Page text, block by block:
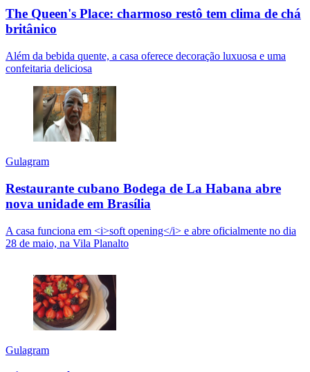
The Queen's Place: charmoso restô tem clima de chá
britânico
Além da bebida quente, a casa oferece decoração luxuosa e uma
confeitaria deliciosa
Gulagram
Restaurante cubano Bodega de La Habana abre
nova unidade em Brasília
A casa funciona em <i>soft opening</i> e abre oficialmente no dia
28 de maio, na Vila Planalto
Gulagram